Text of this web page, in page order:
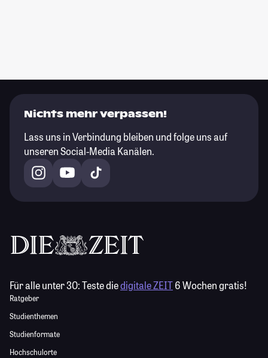
Nichts mehr verpassen!
Lass uns in Verbindung bleiben und folge uns auf
unseren Social-Media Kanälen.
Für alle unter 30:Teste diedigitale ZEIT6 Wochen gratis!
Ratgeber
Studienthemen
Studienformate
Hochschulorte